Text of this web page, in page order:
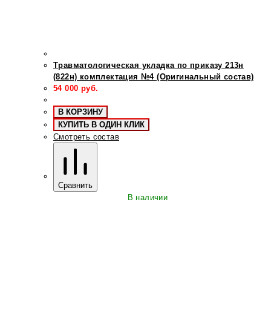
Травматологическая укладка по приказу 213н
(822н) комплектация №4 (Оригинальный состав)
54 000 руб.
В КОРЗИНУ
КУПИТЬ В ОДИН КЛИК
Смотреть состав
Сравнить
В наличии